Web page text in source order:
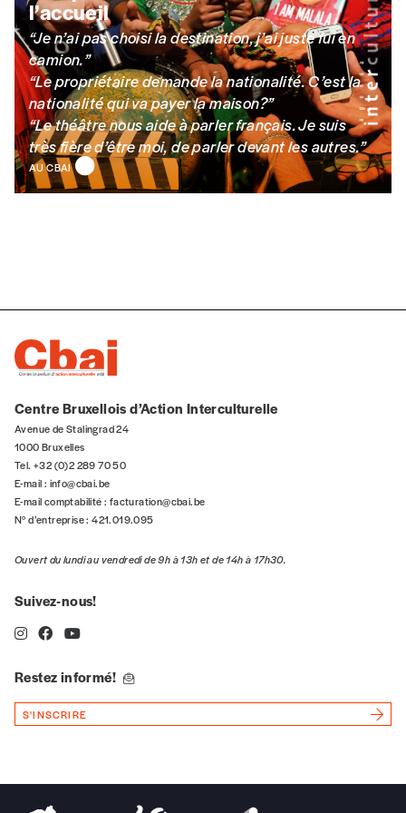
Pays
n°
Localité
J’ai lu et j’accepte votre politique
de confidentialité
personnelles (RGPD)
Ajouter un message (facultatif)
l’accueil
“Je n’ai pas choisi la destination, j’ai juste fui en
camion.”
“Le propriétaire demande la nationalité. C’est la
nationalité qui va payer la maison?”
“Le théâtre nous aide à parler français. Je suis
très fière d’être moi, de parler devant les autres.”
AU CBAI
Centre Bruxellois d’Action Interculturelle
Avenue de Stalingrad 24
1000 Bruxelles
Tel. +32 (0)2 289 70 50
E-mail : info@cbai.be
E-mail comptabilité : facturation@cbai.be
N° d’entreprise : 421.019.095
Ouvert du lundi au vendredi de 9h à 13h et de 14h à 17h30.
Suivez-nous!
Restez informé!
S'INSCRIRE